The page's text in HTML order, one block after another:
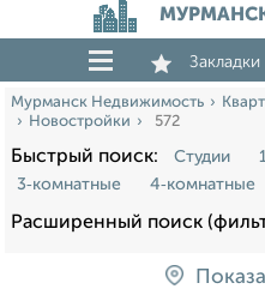
Закладки
Мурманск Недвижимость
Новостройки
572
Быстрый поиск: Студии
3‑комнатные
4‑комнатные
Расширенный поиск